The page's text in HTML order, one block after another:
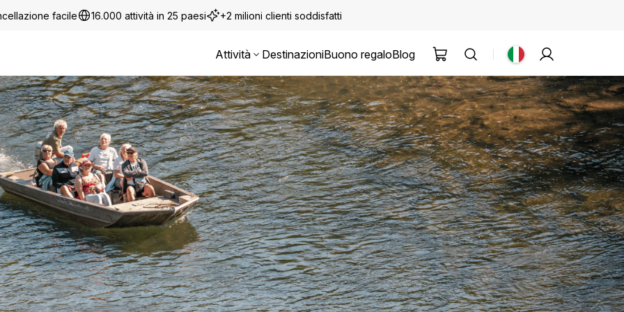
facile 16.000 attività in 25 paesi +2 milioni clienti soddisfatti
Attività DestinazioniBuono regaloBlog